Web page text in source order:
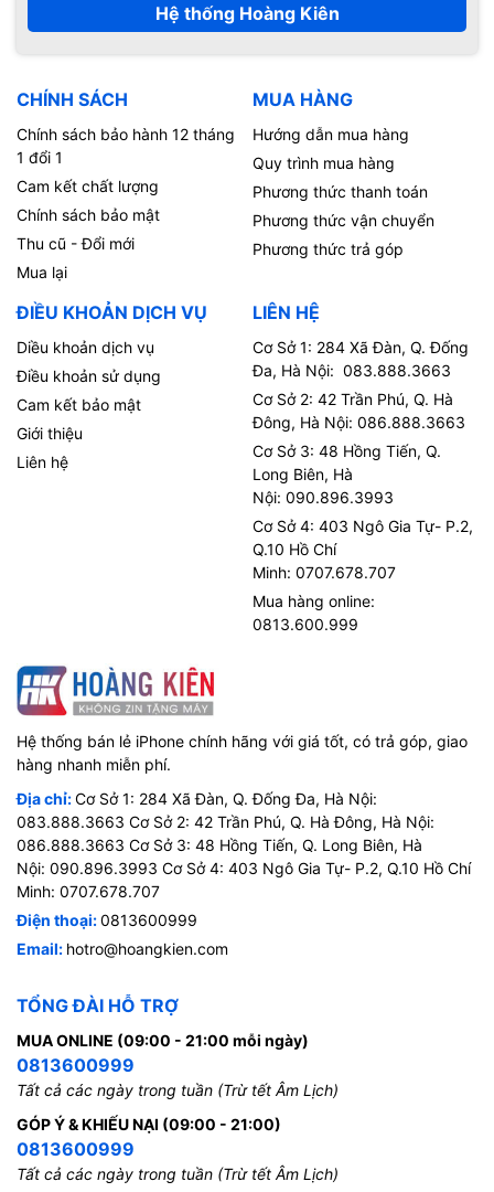
Hệ thống Hoàng Kiên
CHÍNH SÁCH
Chính sách bảo hành 12 tháng
1 đổi 1
Cam kết chất lượng
Chính sách bảo mật
Thu cũ - Đổi mới
Mua lại
MUA HÀNG
Hướng dẫn mua hàng
Quy trình mua hàng
Phương thức thanh toán
Phương thức vận chuyển
Phương thức trả góp
ĐIỀU KHOẢN DỊCH VỤ
Diều khoản dịch vụ
Điều khoản sử dụng
Cam kết bảo mật
Giới thiệu
Liên hệ
LIÊN HỆ
Cơ Sở 1: 284 Xã Đàn, Q. Đống
Đa, Hà Nội: 083.888.3663
Cơ Sở 2: 42 Trần Phú, Q. Hà
Đông, Hà Nội: 086.888.3663
Cơ Sở 3: 48 Hồng Tiến, Q.
Long Biên, Hà
Nội: 090.896.3993
Cơ Sở 4: 403 Ngô Gia Tự- P.2,
Q.10 Hồ Chí
Minh: 0707.678.707
Mua hàng online:
0813.600.999
Hệ thống bán lẻ iPhone chính hãng với giá tốt, có trả góp, giao
hàng nhanh miễn phí.
Địa chỉ:Cơ Sở 1: 284 Xã Đàn, Q. Đống Đa, Hà Nội:
083.888.3663 Cơ Sở 2: 42 Trần Phú, Q. Hà Đông, Hà Nội:
086.888.3663 Cơ Sở 3: 48 Hồng Tiến, Q. Long Biên, Hà
Nội: 090.896.3993 Cơ Sở 4: 403 Ngô Gia Tự- P.2, Q.10 Hồ Chí
Minh: 0707.678.707
Điện thoại:0813600999
Email: hotro@hoangkien.com
TỔNG ĐÀI HỖ TRỢ
MUA ONLINE (09:00 - 21:00 mỗi ngày)
0813600999
Tất cả các ngày trong tuần (Trừ tết Âm Lịch)
GÓP Ý & KHIẾU NẠI (09:00 - 21:00)
0813600999
Tất cả các ngày trong tuần (Trừ tết Âm Lịch)